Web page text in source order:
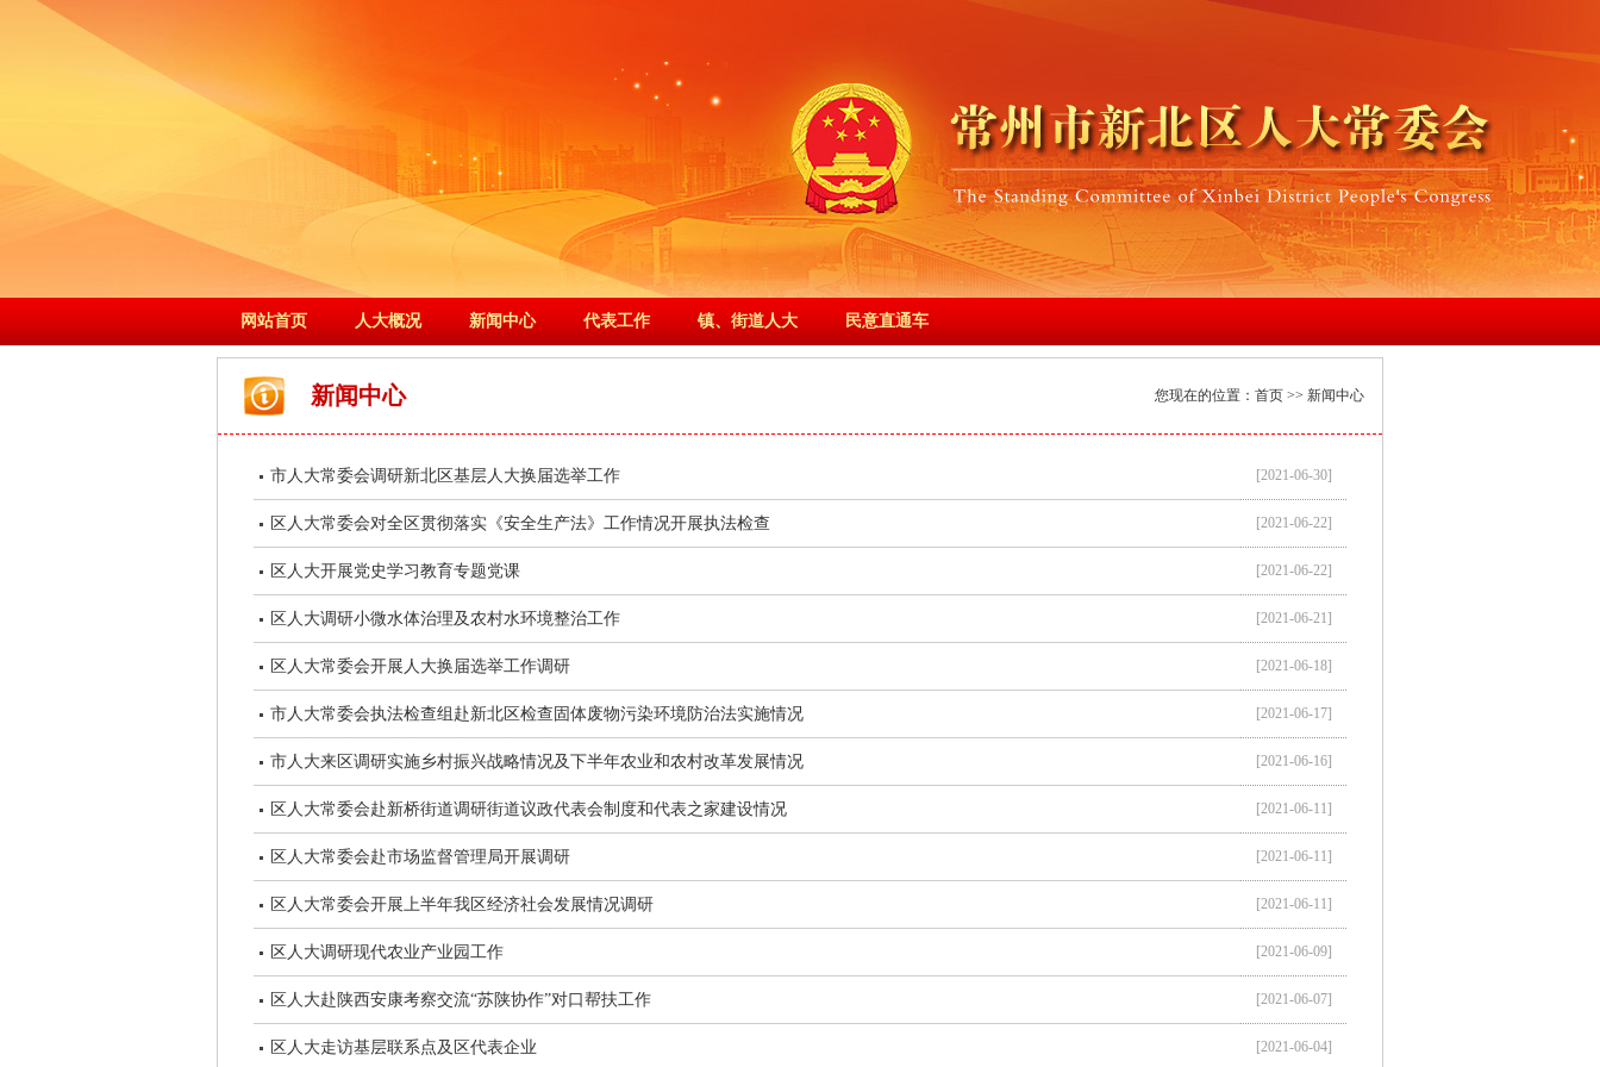
网站首页 人大概况 新闻中心 代表工作 镇、街道人大 民意直通车
新闻中心 您现在的位置： 首页 >> 新闻中心
市人大常委会调研新北区基层人大换届选举工作 [2021-06-30]
区人大常委会对全区贯彻落实《安全生产法》工作情况开展执法检查 [2021-06-22]
区人大开展党史学习教育专题党课 [2021-06-22]
区人大调研小微水体治理及农村水环境整治工作 [2021-06-21]
区人大常委会开展人大换届选举工作调研 [2021-06-18]
市人大常委会执法检查组赴新北区检查固体废物污染环境防治法实施情况 [2021-06-17]
市人大来区调研实施乡村振兴战略情况及下半年农业和农村改革发展情况 [2021-06-16]
区人大常委会赴新桥街道调研街道议政代表会制度和代表之家建设情况 [2021-06-11]
区人大常委会赴市场监督管理局开展调研 [2021-06-11]
区人大常委会开展上半年我区经济社会发展情况调研 [2021-06-11]
区人大调研现代农业产业园工作 [2021-06-09]
区人大赴陕西安康考察交流“苏陕协作”对口帮扶工作 [2021-06-07]
区人大走访基层联系点及区代表企业 [2021-06-04]